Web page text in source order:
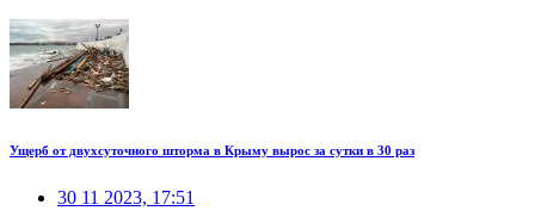
Ущерб от двухсуточного шторма в Крыму вырос за сутки в 30 раз
30 11 2023, 17:51